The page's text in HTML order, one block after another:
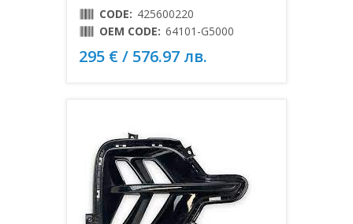
CODE: 425600220
OEM CODE: 64101-G5000
295 € / 576.97 лв.